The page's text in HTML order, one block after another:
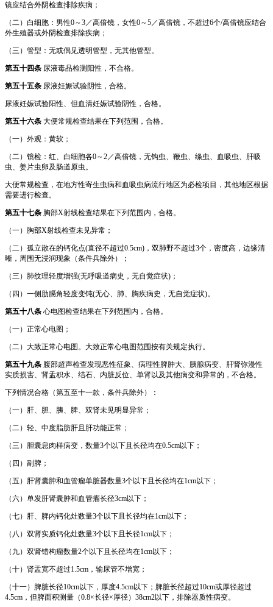
镜应结合外阴检查排除疾病；
（二）白细胞：男性0～3／高倍镜，女性0～5／高倍镜，不超过6个/高倍镜应结合
外生殖器或外阴检查排除疾病；
（三）管型：无或偶见透明管型，无其他管型。
第五十四条 尿液毒品检测阳性，不合格。
第五十五条 尿液妊娠试验阴性，合格。
尿液妊娠试验阳性、但血清妊娠试验阴性，合格。
第五十六条 大便常规检查结果在下列范围，合格。
（一）外观：黄软；
（二）镜检：红、白细胞各0～2／高倍镜，无钩虫、鞭虫、绦虫、血吸虫、肝吸
虫、姜片虫卵及肠道原虫。
大便常规检查，在地方性寄生虫病和血吸虫病流行地区为必检项目，其他地区根据
需要进行检查。
第五十七条 胸部X射线检查结果在下列范围内，合格。
（一）胸部X射线检查未见异常；
（二）孤立散在的钙化点(直径不超过0.5cm)，双肺野不超过3个，密度高，边缘清
晰，周围无浸润现象（条件兵除外）；
（三）肺纹理轻度增强(无呼吸道病史，无自觉症状)；
（四）一侧肋膈角轻度变钝(无心、肺、胸疾病史，无自觉症状)。
第五十八条 心电图检查结果在下列范围内，合格。
（一）正常心电图；
（二）大致正常心电图。大致正常心电图范围按有关规定执行。
第五十九条 腹部超声检查发现恶性征象、病理性脾肿大、胰腺病变、肝肾弥漫性
实质损害、肾盂积水、结石、内脏反位、单肾以及其他病变和异常的，不合格。
下列情况合格（第五至十一款，条件兵除外）：
（一）肝、胆、胰、脾、双肾未见明显异常；
（二）轻、中度脂肪肝且肝功能正常；
（三）胆囊息肉样病变，数量3个以下且长径均在0.5cm以下；
（四）副脾；
（五）肝肾囊肿和血管瘤单脏器数量3个以下且长径均在1cm以下；
（六）单发肝肾囊肿和血管瘤长径3cm以下；
（七）肝、脾内钙化灶数量3个以下且长径均在1cm以下；
（八）双肾实质钙化灶数量3个以下且长径1cm以下；
（九）双肾错构瘤数量2个以下且长径均在1cm以下；
（十）肾盂宽不超过1.5cm，输尿管不增宽；
（十一）脾脏长径10cm以下，厚度4.5cm以下；脾脏长径超过10cm或厚径超过
4.5cm，但脾面积测量（0.8×长径×厚径）38cm2以下，排除器质性病变。